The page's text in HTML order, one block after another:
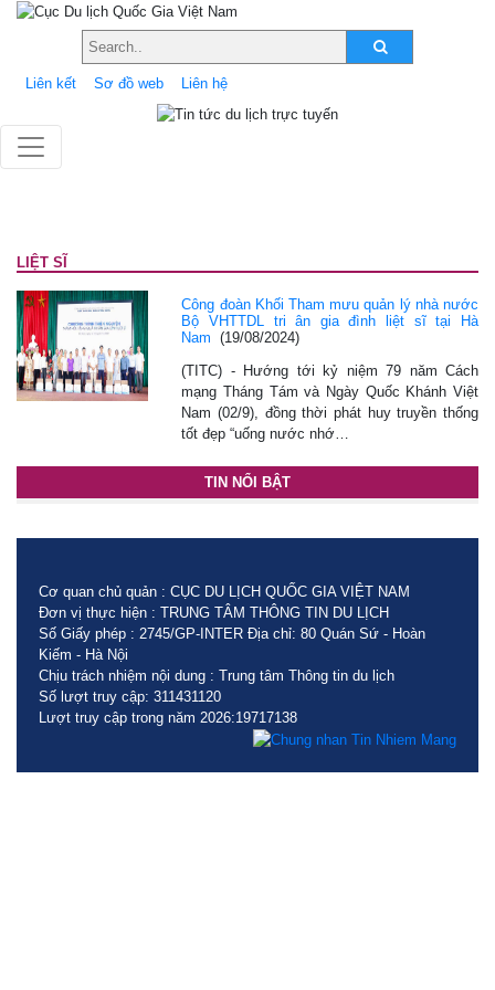
Liên kết Sơ đồ web Liên hệ
LIỆT SĨ
Công đoàn Khối Tham mưu quản lý nhà nước
Bộ VHTTDL tri ân gia đình liệt sĩ tại Hà
Nam
(19/08/2024)
(TITC) - Hướng tới kỷ niệm 79 năm Cách
mạng Tháng Tám và Ngày Quốc Khánh Việt
Nam (02/9), đồng thời phát huy truyền thống
tốt đẹp “uống nước nhớ…
TIN NỔI BẬT
Cơ quan chủ quản : CỤC DU LỊCH QUỐC GIA VIỆT NAM
Đơn vị thực hiện : TRUNG TÂM THÔNG TIN DU LỊCH
Số Giấy phép : 2745/GP-INTER Địa chỉ: 80 Quán Sứ - Hoàn
Kiếm - Hà Nội
Chịu trách nhiệm nội dung : Trung tâm Thông tin du lịch
Số lượt truy cập: 311431120
Lượt truy cập trong năm 2026:19717138